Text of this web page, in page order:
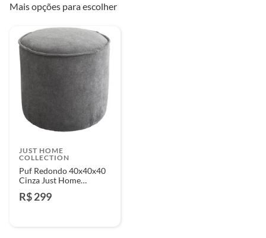
Mais opções para escolher
JUST HOME
COLLECTION
Puf Redondo 40x40x40
Cinza Just Home
R$ 299